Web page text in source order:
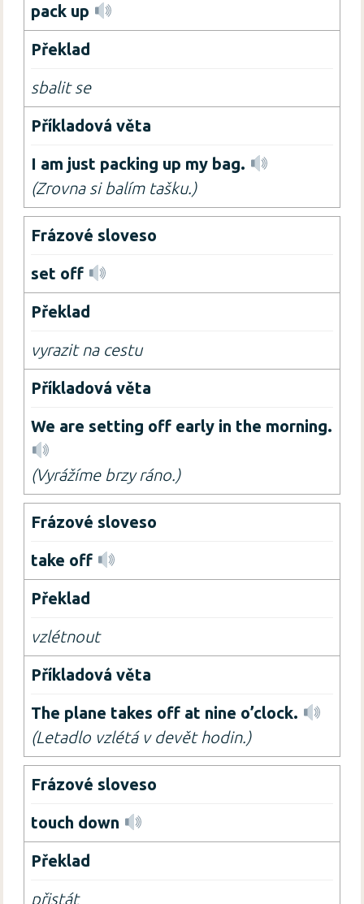
pack up
sbalit se
I am just packing up my bag.
(Zrovna si balím tašku.)
set off
vyrazit na cestu
We are setting off early in the morning.
(Vyrážíme brzy ráno.)
take off
vzlétnout
The plane takes off at nine o’clock.
(Letadlo vzlétá v devět hodin.)
touch down
přistát